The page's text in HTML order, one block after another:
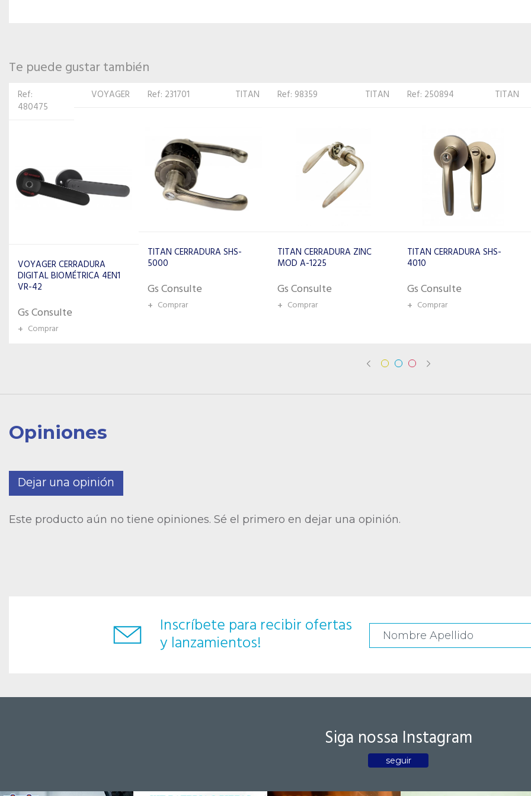
Te puede gustar también
Ref: 231701 TITAN
5000
Gs Consulte
+ Comprar
Ref: 98359 TITAN
TITAN CERRADURA ZINC
MOD A-1225
Gs Consulte
+ Comprar
Ref: 250894 TITAN
TITAN CERRADURA SHS-
4010
Gs Consulte
+ Comprar
Ref: 231664 TITAN
TITAN CERRADURA SHS-
9100
Gs Consulte
+ Comprar
Opiniones
Dejar una opinión
Este producto aún no tiene opiniones. Sé el primero en dejar una opinión.
Inscríbete para recibir ofertas
y lanzamientos!
Siga nossa Instagram
seguir